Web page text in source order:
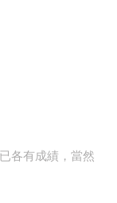
各有成績，當然